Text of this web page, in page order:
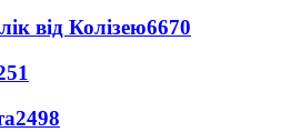
від Колізею6670
2498